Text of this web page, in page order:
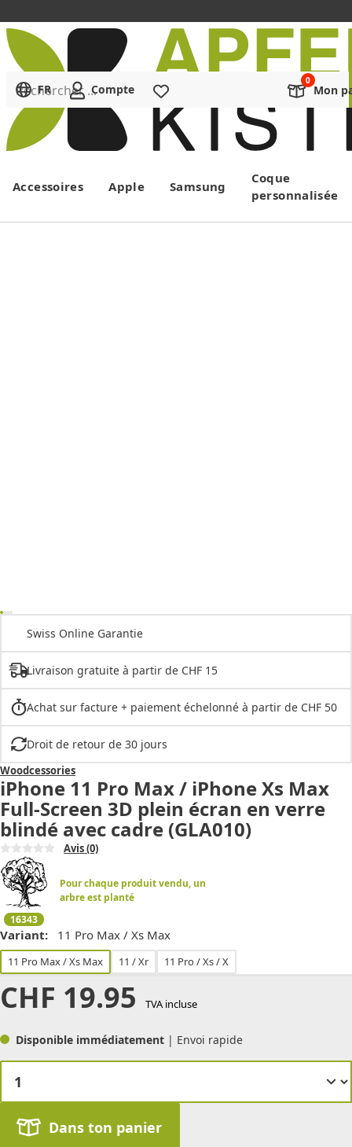
Menu
Rechercher ...
FR Compte Mon
Accessoires Apple Samsung
Coque
personnalisée
Swiss Online Garantie
Livraison gratuite à partir de CHF 15
Achat sur facture + paiement échelonné à partir de CHF 50
Droit de retour de 30 jours
Woodcessories
iPhone 11 Pro Max / iPhone Xs Max
Full-Screen 3D plein écran en verre
blindé avec cadre (GLA010)
Avis(0)
16343
Pour chaque produit vendu, un
arbre est planté
Variant: 11 Pro Max / Xs Max
11 Pro Max / Xs Max 11 / Xr 11 Pro / Xs / X
CHF 19.95 TVA incluse
Disponible immédiatement | Envoi rapide
Dans ton panier